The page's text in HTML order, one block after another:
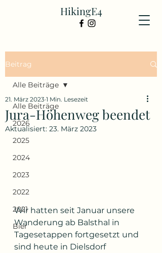
HikingE4
Beitrag
Alle Beiträge
2026
2025
2024
2023
2022
2021
Bier
Alle Beiträge
Jura-Höhenweg beendet
21. März 2023 1 Min. Lesezeit
Aktualisiert: 23. März 2023
Wir hatten seit Januar unsere
Wanderung ab Balsthal in
Tagesetappen fortgesetzt und
sind heute in Dielsdorf